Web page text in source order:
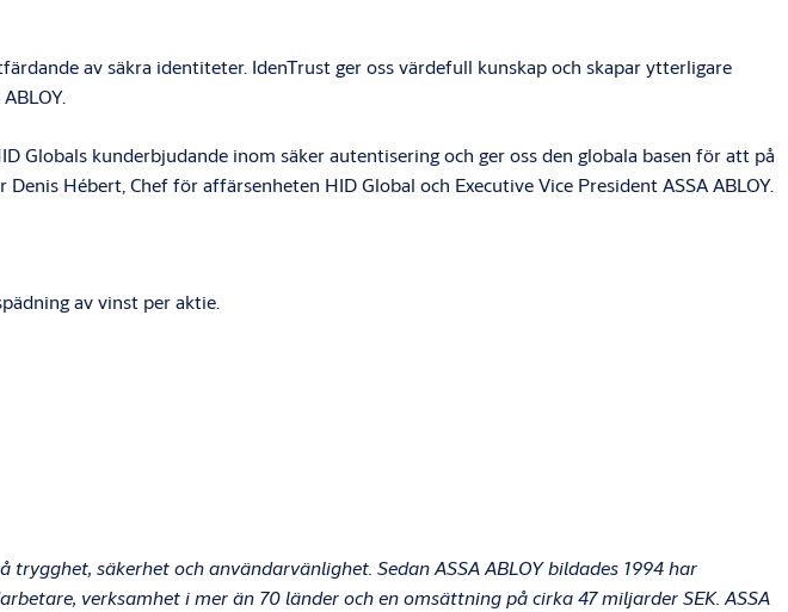
av säkra identiteter. IdenTrust ger oss värdefull kunskap och skapar ytterligare
kunderbjudande inom säker autentisering och ger oss den globala basen för att på
Hébert, Chef för affärsenheten HID Global och Executive Vice President ASSA ABLOY.
av vinst per aktie.
säkerhet och användarvänlighet. Sedan ASSA ABLOY bildades 1994 har
verksamhet i mer än 70 länder och en omsättning på cirka 47 miljarder SEK. ASSA